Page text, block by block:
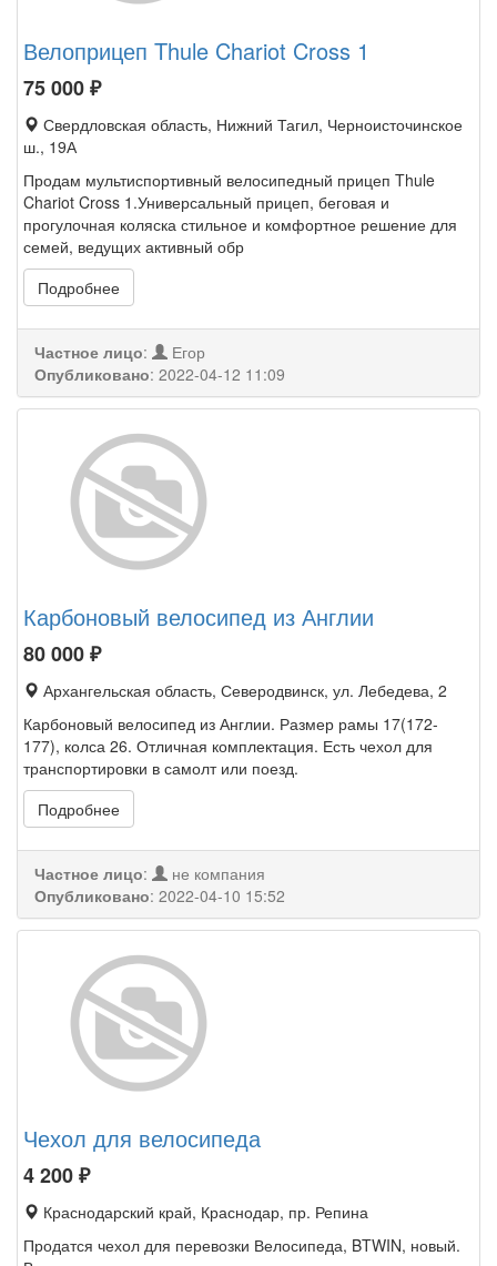
Велоприцеп Thule Chariot Cross 1
75 000₽
Свердловская область, Нижний Тагил, Черноисточинское
ш., 19А
Продам мультиспортивный велосипедный прицеп Thule
Chariot Cross 1.Универсальный прицеп, беговая и
прогулочная коляска стильное и комфортное решение для
семей, ведущих активный обр
Подробнее
Частное лицо:
Егор
Опубликовано: 2022-04-12 11:09
Карбоновый велосипед из Англии
80 000₽
Архангельская область, Северодвинск, ул. Лебедева, 2
Карбоновый велосипед из Англии. Размер рамы 17(172-
177), колса 26. Отличная комплектация. Есть чехол для
транспортировки в самолт или поезд.
Подробнее
Частное лицо:
не компания
Опубликовано: 2022-04-10 15:52
Чехол для велосипеда
4 200₽
Краснодарский край, Краснодар, пр. Репина
Продатся чехол для перевозки Велосипеда, BTWIN, новый.